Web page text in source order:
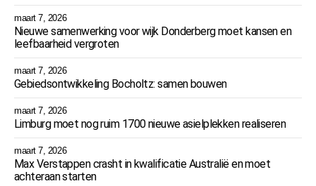
maart 7, 2026
Nieuwe samenwerking voor wijk Donderberg moet kansen en
leefbaarheid vergroten
maart 7, 2026
Gebiedsontwikkeling Bocholtz: samen bouwen
maart 7, 2026
Limburg moet nog ruim 1700 nieuwe asielplekken realiseren
maart 7, 2026
Max Verstappen crasht in kwalificatie Australië en moet
achteraan starten